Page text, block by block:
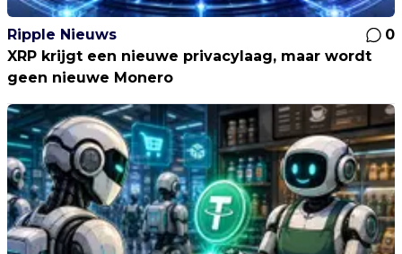
Ripple Nieuws
0
XRP krijgt een nieuwe privacylaag, maar wordt
geen nieuwe Monero